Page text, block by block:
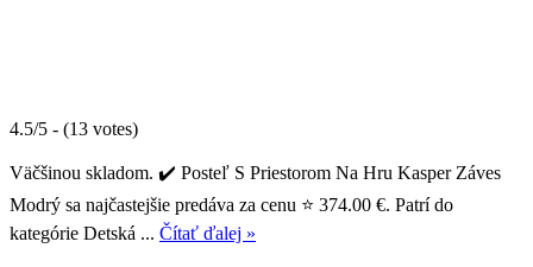
4.5/5 - (13 votes)
Väčšinou skladom. ✔️ Posteľ S Priestorom Na Hru Kasper Záves
Modrý sa najčastejšie predáva za cenu ⭐ 374.00 €. Patrí do
kategórie Detská ... Čítať ďalej »